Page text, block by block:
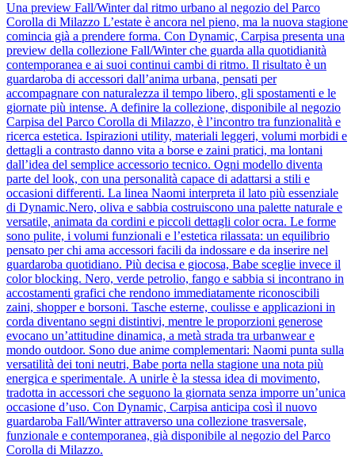
Una preview Fall/Winter dal ritmo urbano al negozio del Parco
Corolla di Milazzo L’estate è ancora nel pieno, ma la nuova stagione
comincia già a prendere forma. Con Dynamic, Carpisa presenta una
preview della collezione Fall/Winter che guarda alla quotidianità
contemporanea e ai suoi continui cambi di ritmo. Il risultato è un
guardaroba di accessori dall’anima urbana, pensati per
accompagnare con naturalezza il tempo libero, gli spostamenti e le
giornate più intense. A definire la collezione, disponibile al negozio
Carpisa del Parco Corolla di Milazzo, è l’incontro tra funzionalità e
ricerca estetica. Ispirazioni utility, materiali leggeri, volumi morbidi e
dettagli a contrasto danno vita a borse e zaini pratici, ma lontani
dall’idea del semplice accessorio tecnico. Ogni modello diventa
parte del look, con una personalità capace di adattarsi a stili e
occasioni differenti. La linea Naomi interpreta il lato più essenziale
di Dynamic.Nero, oliva e sabbia costruiscono una palette naturale e
versatile, animata da cordini e piccoli dettagli color ocra. Le forme
sono pulite, i volumi funzionali e l’estetica rilassata: un equilibrio
pensato per chi ama accessori facili da indossare e da inserire nel
guardaroba quotidiano. Più decisa e giocosa, Babe sceglie invece il
color blocking. Nero, verde petrolio, fango e sabbia si incontrano in
accostamenti grafici che rendono immediatamente riconoscibili
zaini, shopper e borsoni. Tasche esterne, coulisse e applicazioni in
corda diventano segni distintivi, mentre le proporzioni generose
evocano un’attitudine dinamica, a metà strada tra urbanwear e
mondo outdoor. Sono due anime complementari: Naomi punta sulla
versatilità dei toni neutri, Babe porta nella stagione una nota più
energica e sperimentale. A unirle è la stessa idea di movimento,
tradotta in accessori che seguono la giornata senza imporre un’unica
occasione d’uso. Con Dynamic, Carpisa anticipa così il nuovo
guardaroba Fall/Winter attraverso una collezione trasversale,
funzionale e contemporanea, già disponibile al negozio del Parco
Corolla di Milazzo.